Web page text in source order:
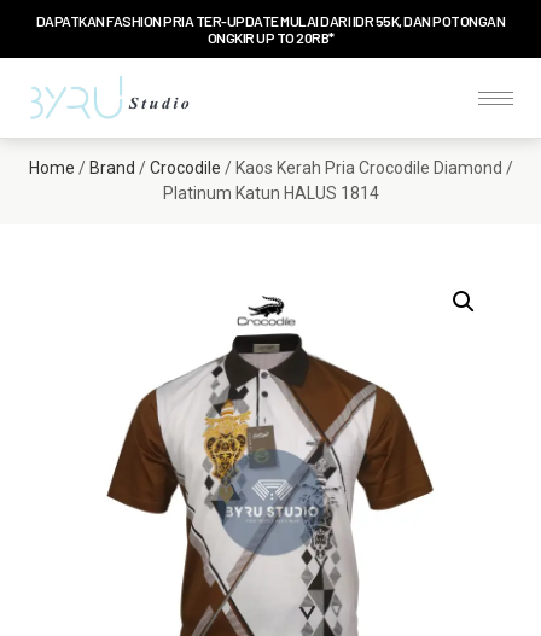
DAPATKAN FASHION PRIA TER-UPDATE MULAI DARI IDR 55K, DAN POTONGAN
ONGKIR UP TO 20RB*
Home / Brand /Crocodile / Kaos Kerah Pria Crocodile Diamond /
Platinum Katun HALUS 1814